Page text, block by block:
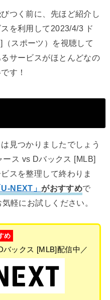
つく前に、先ほど紹介し
を利用して2023/4/3 ド
スポーツ）を視聴して
サービスがほとんどなの
す！
見つかりましたでしょう
ス vs Dバックス [MLB]
スを整理して終わりま
U-NEXT」がおすすめで
軽にお試しください。
め
バックス [MLB]配信中／